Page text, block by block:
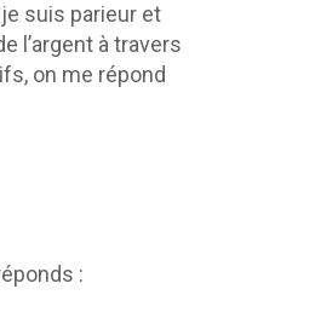
suis parieur et
l’argent à travers
on me répond
: